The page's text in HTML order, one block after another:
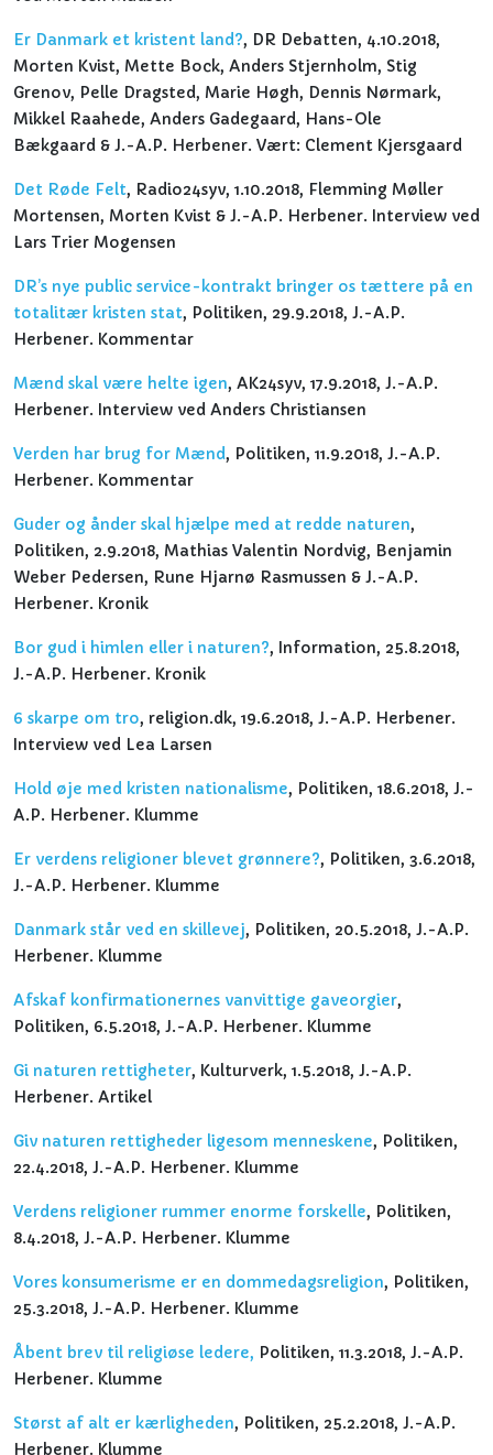
Er Danmark et kristent land?, DR Debatten, 4.10.2018,
Morten Kvist, Mette Bock, Anders Stjernholm, Stig
Grenov, Pelle Dragsted, Marie Høgh, Dennis Nørmark,
Mikkel Raahede, Anders Gadegaard, Hans-Ole
Bækgaard & J.-A.P. Herbener. Vært: Clement Kjersgaard
Det Røde Felt, Radio24syv, 1.10.2018, Flemming Møller
Mortensen, Morten Kvist & J.-A.P. Herbener. Interview ved
Lars Trier Mogensen
DR’s nye public service-kontrakt bringer os tættere på en
totalitær kristen stat, Politiken, 29.9.2018, J.-A.P.
Herbener. Kommentar
Mænd skal være helte igen, AK24syv, 17.9.2018, J.-A.P.
Herbener. Interview ved Anders Christiansen
Verden har brug for Mænd, Politiken, 11.9.2018, J.-A.P.
Herbener. Kommentar
Guder og ånder skal hjælpe med at redde naturen,
Politiken, 2.9.2018, Mathias Valentin Nordvig, Benjamin
Weber Pedersen, Rune Hjarnø Rasmussen & J.-A.P.
Herbener. Kronik
Bor gud i himlen eller i naturen?, Information, 25.8.2018,
J.-A.P. Herbener. Kronik
6 skarpe om tro, religion.dk, 19.6.2018, J.-A.P. Herbener.
Interview ved Lea Larsen
Hold øje med kristen nationalisme, Politiken, 18.6.2018, J.-
A.P. Herbener. Klumme
Er verdens religioner blevet grønnere?, Politiken, 3.6.2018,
J.-A.P. Herbener. Klumme
Danmark står ved en skillevej, Politiken, 20.5.2018, J.-A.P.
Herbener. Klumme
Afskaf konfirmationernes vanvittige gaveorgier,
Politiken, 6.5.2018, J.-A.P. Herbener. Klumme
Gi naturen rettigheter, Kulturverk, 1.5.2018, J.-A.P.
Herbener. Artikel
Giv naturen rettigheder ligesom menneskene, Politiken,
22.4.2018, J.-A.P. Herbener. Klumme
Verdens religioner rummer enorme forskelle, Politiken,
8.4.2018, J.-A.P. Herbener. Klumme
Vores konsumerisme er en dommedagsreligion, Politiken,
25.3.2018, J.-A.P. Herbener. Klumme
Åbent brev til religiøse ledere, Politiken, 11.3.2018, J.-A.P.
Herbener. Klumme
Størst af alt er kærligheden, Politiken, 25.2.2018, J.-A.P.
Herbener. Klumme